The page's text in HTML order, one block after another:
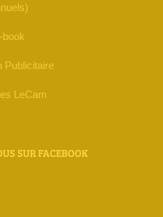
book
Publicitaire
LeCam
SUR FACEBOOK